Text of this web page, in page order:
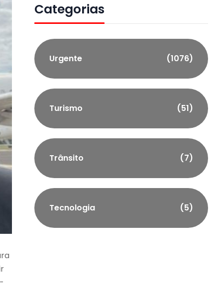
Categorias
Urgente (1076)
Turismo (51)
Trânsito (7)
Tecnologia (5)